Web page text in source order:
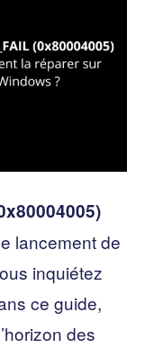
lancement de
inquiétez
ce guide,
des